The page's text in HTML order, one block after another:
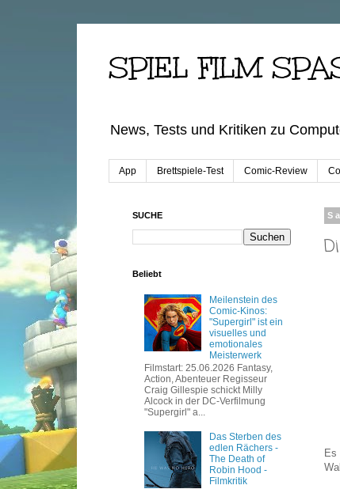
SPIEL FILM
News, Tests und Kritiken zu
App Brettspiele-Test Comic-Review
Es
SUCHE
Beliebt
Meilenstein des
Comic-Kinos:
"Supergirl" ist ein
visuelles und
emotionales
Meisterwerk
Filmstart: 25.06.2026 Fantasy,
Action, Abenteuer Regisseur
Craig Gillespie schickt Milly
Alcock in der DC-Verfilmung
"Supergirl" a...
Das Sterben des
edlen Rächers -
The Death of
Robin Hood -
Filmkritik